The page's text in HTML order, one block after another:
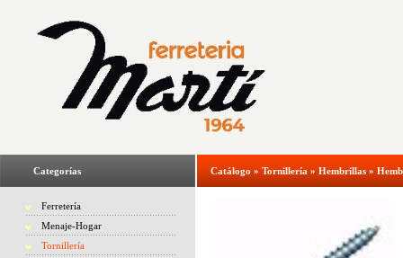
Categorías
Ferretería
Menaje-Hogar
Tornillería
Catálogo » Tornillería » Hembrillas »